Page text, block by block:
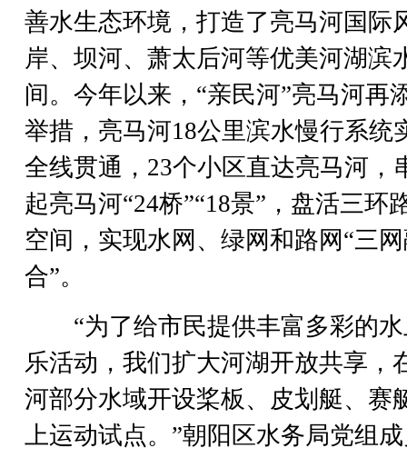
善水生态环境，打造了亮马河国际
岸、坝河、萧太后河等优美河湖滨
间。今年以来，“亲民河”亮马河再
举措，亮马河18公里滨水慢行系统
全线贯通，23个小区直达亮马河，
起亮马河“24桥”“18景”，盘活三环
空间，实现水网、绿网和路网“三
合”。
“为了给市民提供丰富多彩的水
乐活动，我们扩大河湖开放共享，
河部分水域开设桨板、皮划艇、赛
上运动试点。”朝阳区水务局党组